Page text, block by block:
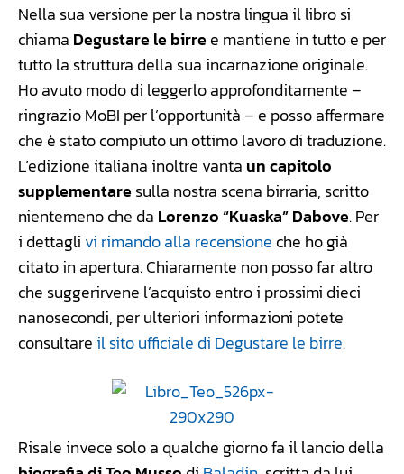
Nella sua versione per la nostra lingua il libro si
chiama Degustare le birree mantiene in tutto e per
tutto la struttura della sua incarnazione originale.
Ho avuto modo di leggerlo approfonditamente –
ringrazio MoBI per l’opportunità – e posso affermare
che è stato compiuto un ottimo lavoro di traduzione.
L’edizione italiana inoltre vanta un capitolo
supplementaresulla nostra scena birraria, scritto
nientemeno che da Lorenzo “Kuaska” Dabove. Per
i dettagli vi rimando alla recensione che ho già
citato in apertura. Chiaramente non posso far altro
che suggerirvene l’acquisto entro i prossimi dieci
nanosecondi, per ulteriori informazioni potete
consultare il sito ufficiale di Degustare le birre.
Risale invece solo a qualche giorno fa il lancio della